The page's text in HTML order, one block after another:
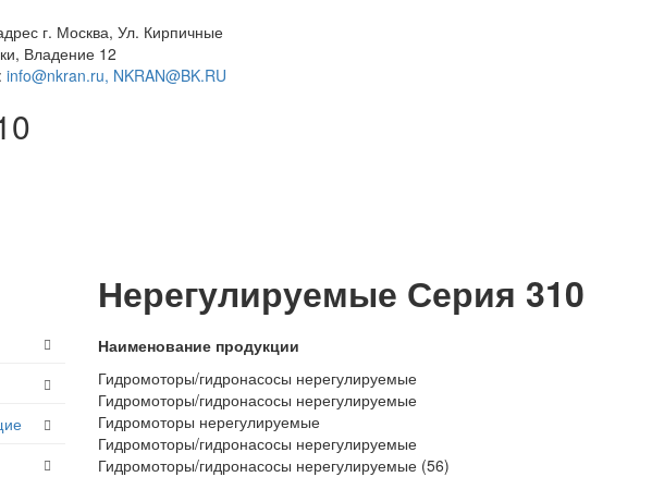
г. Москва, Ул. Кирпичные
Владение 12
info@nkran.ru, NKRAN@BK.RU
Нерегулируемые Серия 310
Наименование продукции
Гидромоторы/гидронасосы нерегулируемые
Гидромоторы/гидронасосы нерегулируемые
Гидромоторы нерегулируемые
Гидромоторы/гидронасосы нерегулируемые
Гидромоторы/гидронасосы нерегулируемые (56)